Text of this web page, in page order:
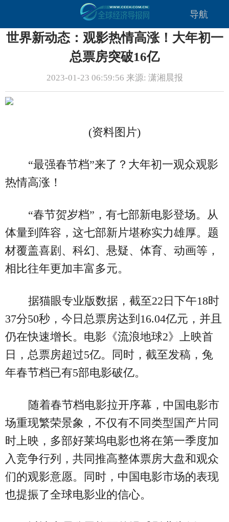
导航
世界新动态：观影热情高涨！大年初一
总票房突破16亿
2023-01-23 06:59:56 来源: 潇湘晨报
(资料图片)
“最强春节档”来了？大年初一观众观影
热情高涨！
“春节贺岁档”，有七部新电影登场。从
体量到阵容，这七部新片堪称实力雄厚。题
材覆盖喜剧、科幻、悬疑、体育、动画等，
相比往年更加丰富多元。
据猫眼专业版数据，截至22日下午18时
37分50秒，今日总票房达到16.04亿元，并且
仍在快速增长。电影《流浪地球2》上映首
日，总票房超过5亿。同时，截至发稿，兔
年春节档已有5部电影破亿。
随着春节档电影拉开序幕，中国电影市
场重现繁荣景象，不仅有不同类型国产片同
时上映，多部好莱坞电影也将在第一季度加
入竞争行列，共同推高整体票房大盘和观众
们的观影意愿。同时，中国电影市场的表现
也提振了全球电影业的信心。